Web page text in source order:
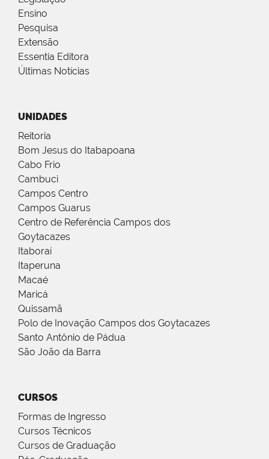
Ensino
Pesquisa
Extensão
Essentia Editora
Últimas Notícias
UNIDADES
Reitoria
Bom Jesus do Itabapoana
Cabo Frio
Cambuci
Campos Centro
Campos Guarus
Centro de Referência Campos dos
Goytacazes
Itaboraí
Itaperuna
Macaé
Maricá
Quissamã
Polo de Inovação Campos dos Goytacazes
Santo Antônio de Pádua
São João da Barra
CURSOS
Formas de Ingresso
Cursos Técnicos
Cursos de Graduação